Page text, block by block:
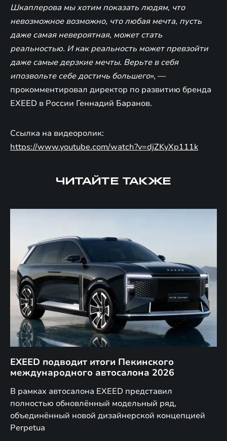
Шкаплерова мы хотим показать людям, что
невозможное возможно, что любая мечта, пусть
даже самая невероятная, может стать
реальностью. И как реальность может превзойти
даже самые дерзкие мечты. Верьте в себя
ипозвольте себе достичь большего», —
прокомментировал директор по развитию бренда
EXEED в России Геннадий Баранов.
Ссылка на видеоролик:
https://www.youtube.com/watch?v=djZKyXp111k
ЧИТАЙТЕ ТАКЖЕ
EXEED подводит итоги Пекинского
международного автосалона 2026
В рамках автосалона EXEED представил
полностью обновлённый модельный ряд,
объединённый новой дизайнерской концепцией
Perpetua